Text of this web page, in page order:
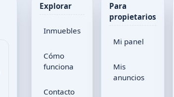
Explorar
Inmuebles
Cómo
funciona
Contacto
Para
propietarios
Mi panel
Mis
anuncios